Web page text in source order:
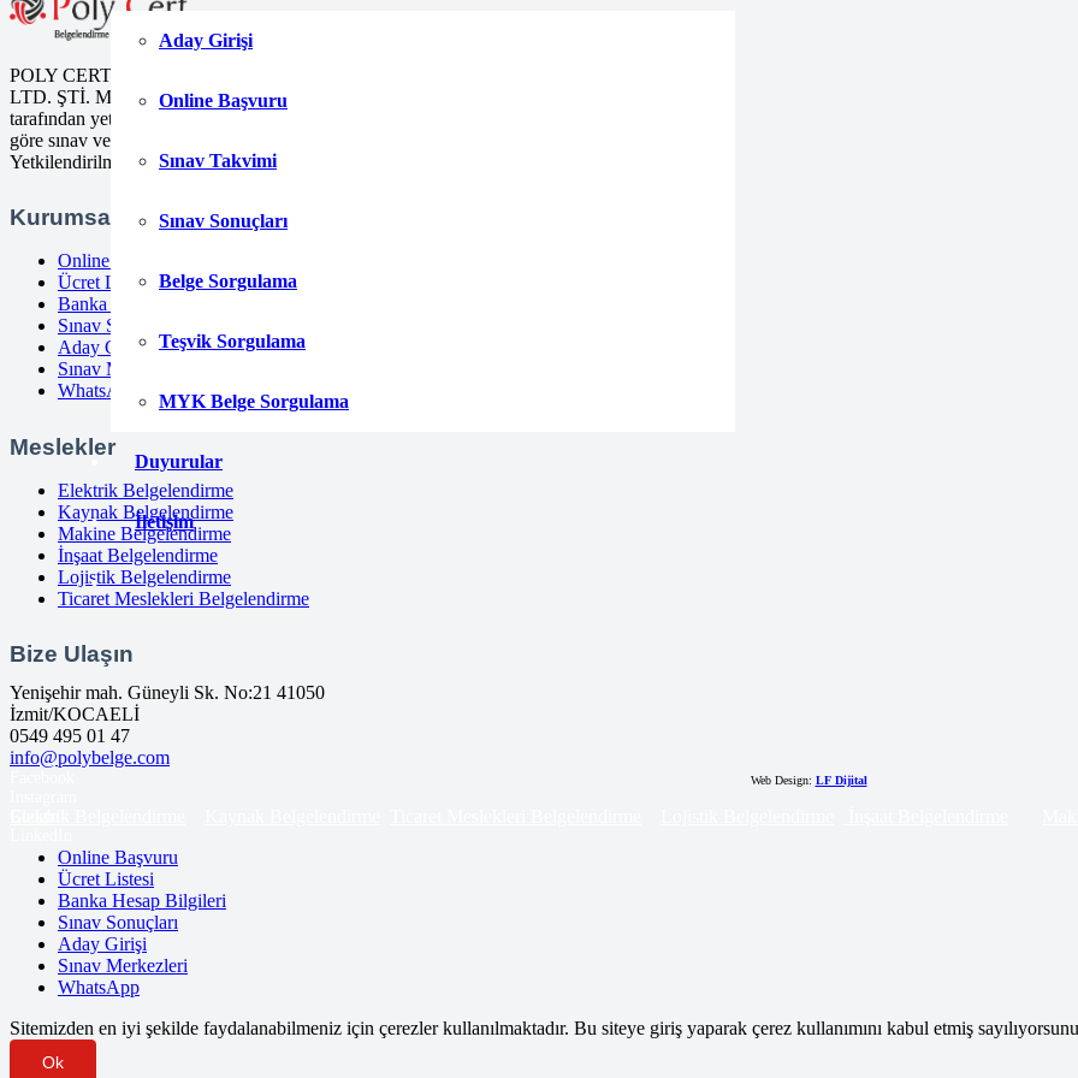
Aday Girişi
Online Başvuru
Sınav Takvimi
Sınav Sonuçları
Belge Sorgulama
Teşvik Sorgulama
MYK Belge Sorgulama
Duyurular
İletişim
POLY CERT Belgelendirme Ve Eğitim Hizmetleri
LTD. ŞTİ. Mesleki Yeterlilik Kurumu (MYK)
tarafından yetki kapsamındaki ulusal yeterliliklere
göre sınav ve belgelendirme faaliyetlerini yürüten
Yetkilendirilmiş Belgelendirme Kuruluşudur.
Kurumsal
Online Başvuru
Ücret Listesi
Banka Hesap Bilgileri
Sınav Sonuçları
Aday Girişi
Sınav Merkezleri
WhatsApp
Meslekler
Elektrik Belgelendirme
Kaynak Belgelendirme
Makine Belgelendirme
İnşaat Belgelendirme
Lojistik Belgelendirme
Ticaret Meslekleri Belgelendirme
Bize Ulaşın
Yenişehir mah. Güneyli Sk. No:21 41050
İzmit/KOCAELİ
0549 495 01 47
info@polybelge.com
Web Design: LF Dijital
Online Başvuru
Ücret Listesi
Banka Hesap Bilgileri
Sınav Sonuçları
Aday Girişi
Sınav Merkezleri
WhatsApp
Sitemizden en iyi şekilde faydalanabilmeniz için çerezler kullanılmaktadır. Bu siteye giriş yaparak çerez kullanımını kabul etmiş
Ok